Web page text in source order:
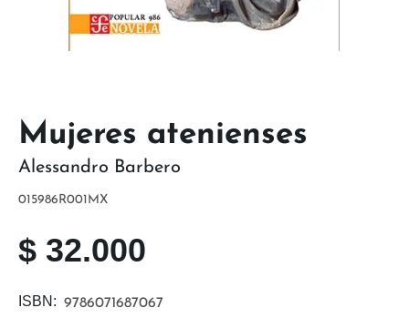
ISBN: 9786071687067
$ 32.000
015986R001MX
Alessandro Barbero
Mujeres atenienses